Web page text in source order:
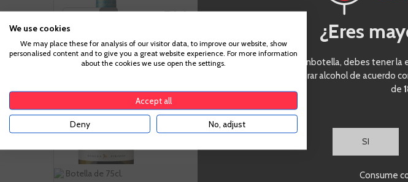
VIVINO 3,5
Pirineos
3404 Blanco
Somontano
Gewürztraminer,
Chardonnay
Botella de 75cl.
¿Eres
Para acceder a enbotella, debes tener
suficiente para comprar alcohol de acuerdo
de
SI
Consume
We use cookies
We may place these for analysis of our visitor data, to improve our website, show
personalised content and to give you a great website experience. For more information
about the cookies we use open the settings.
Accept all
Deny No, adjust